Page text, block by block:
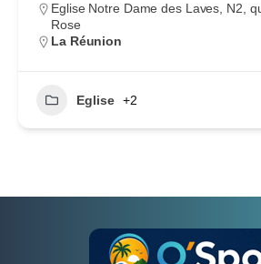
Eglise Notre Dame des Laves, N2,
Rose
La Réunion
Eglise +2